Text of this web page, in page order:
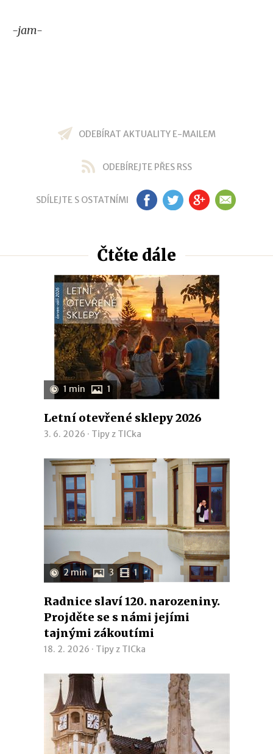
-jam-
ODEBÍRAT AKTUALITY E-MAILEM
ODEBÍREJTE PŘES RSS
SDÍLEJTE S OSTATNÍMI FB TW GP EM
Čtěte dále
1 min 1
Letní otevřené sklepy 2026
3. 6. 2026 · Tipy z TICka
2 min 3 1
Radnice slaví 120. narozeniny.
Projděte se s námi jejími
tajnými zákoutími
18. 2. 2026 · Tipy z TICka